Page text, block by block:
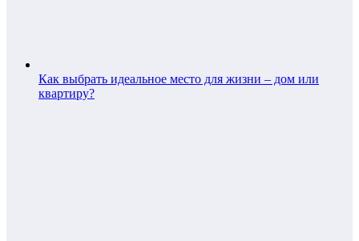
Как выбрать идеальное место для жизни – дом или
квартиру?